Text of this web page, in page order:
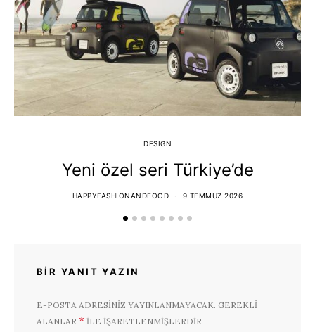
DESIGN
Yeni özel seri Türkiye’de
HAPPYFASHIONANDFOOD 9 TEMMUZ 2026
BIR YANIT YAZIN
E-POSTA ADRESINIZ YAYINLANMAYACAK. GEREKLI
ALANLAR * ILE IŞARETLENMIŞLERDIR